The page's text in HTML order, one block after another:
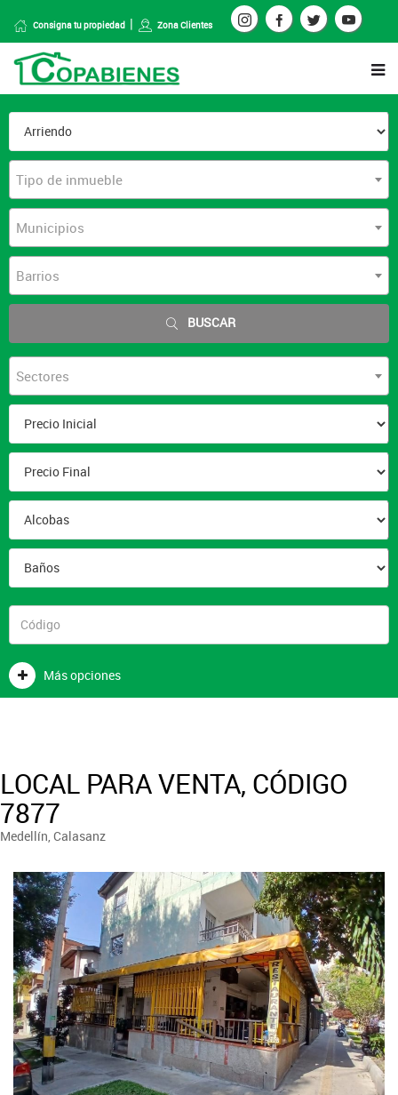
Consigna tu propiedad Zona Clientes
Tipo de inmueble
Municipios
Barrios
BUSCAR
Sectores
Más opciones
LOCAL PARA VENTA, CÓDIGO
7877
Medellín, Calasanz